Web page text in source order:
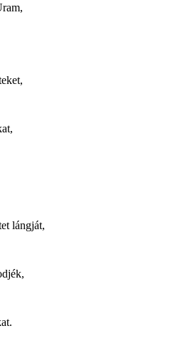
lángját,